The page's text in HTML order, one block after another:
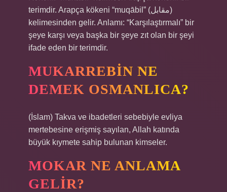
terimdir. Arapça kökeni “muqābil” (مقابل)
kelimesinden gelir. Anlamı: “Karşılaştırmalı” bir
şeye karşı veya başka bir şeye zıt olan bir şeyi
ifade eden bir terimdir.
MUKARREBIN NE
DEMEK OSMANLICA?
(İslam) Takva ve ibadetleri sebebiyle evliya
mertebesine erişmiş sayılan, Allah katında
büyük kıymete sahip bulunan kimseler.
MOKAR NE ANLAMA
GELIR?